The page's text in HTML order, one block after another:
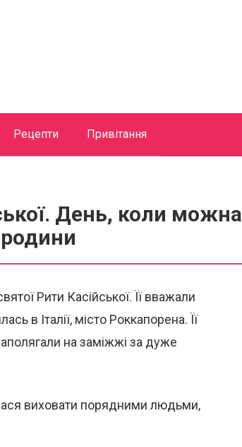
Рецепти Привітання
День, коли можна
Рити Касійської. Її вважали
в Італії, місто Роккапорена. Її
на заміжжі за дуже
виховати порядними людьми,